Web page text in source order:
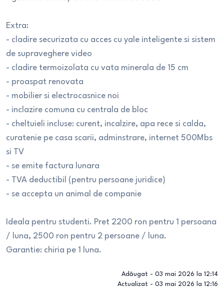
Extra:
- cladire securizata cu acces cu yale inteligente si sistem
de supraveghere video
- cladire termoizolata cu vata minerala de 15 cm
- proaspat renovata
- mobilier si electrocasnice noi
- inclazire comuna cu centrala de bloc
- cheltuieli incluse: curent, incalzire, apa rece si calda,
curatenie pe casa scarii, adminstrare, internet 500Mbs
si TV
- se emite factura lunara
- TVA deductibil (pentru persoane juridice)
- se accepta un animal de companie
Ideala pentru studenti. Pret 2200 ron pentru 1 persoana
/ luna, 2500 ron pentru 2 persoane / luna.
Garantie: chiria pe 1 luna.
Adăugat - 03 mai 2026 la 12:14
Actualizat - 03 mai 2026 la 12:16